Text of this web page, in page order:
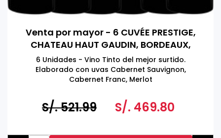
Venta por mayor - 6 CUVÉE PRESTIGE,
CHATEAU HAUT GAUDIN, BORDEAUX,
FRANCIA 750 ML
6 Unidades - Vino Tinto del mejor surtido.
Elaborado con uvas Cabernet Sauvignon,
Cabernet Franc, Merlot
S/. 521.99 S/. 469.80